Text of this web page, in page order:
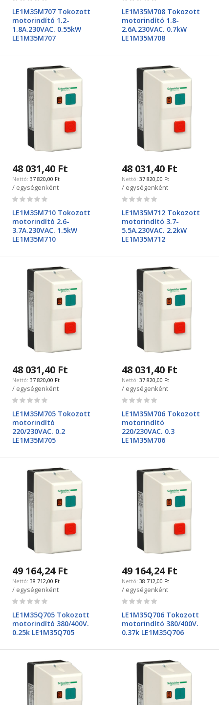
LE1M35M707 Tokozott
motorindító 1.2-
1.8A.230VAC. 0.55kW
LE1M35M707
LE1M35M708 Tokozott
motorindító 1.8-
2.6A.230VAC. 0.7kW
LE1M35M708
48 031,40 Ft
37 820,00 Ft
/ egységenként
Rating:
LE1M35M710 Tokozott
motorindító 2.6-
3.7A.230VAC. 1.5kW
LE1M35M710
48 031,40 Ft
37 820,00 Ft
/ egységenként
Rating:
LE1M35M712 Tokozott
motorindító 3.7-
5.5A.230VAC. 2.2kW
LE1M35M712
48 031,40 Ft
37 820,00 Ft
/ egységenként
Rating:
LE1M35M705 Tokozott
motorindító
220/230VAC. 0.2
LE1M35M705
48 031,40 Ft
37 820,00 Ft
/ egységenként
Rating:
LE1M35M706 Tokozott
motorindító
220/230VAC. 0.3
LE1M35M706
49 164,24 Ft
38 712,00 Ft
/ egységenként
Rating:
LE1M35Q705 Tokozott
motorindító 380/400V.
0.25k LE1M35Q705
49 164,24 Ft
38 712,00 Ft
/ egységenként
Rating:
LE1M35Q706 Tokozott
motorindító 380/400V.
0.37k LE1M35Q706